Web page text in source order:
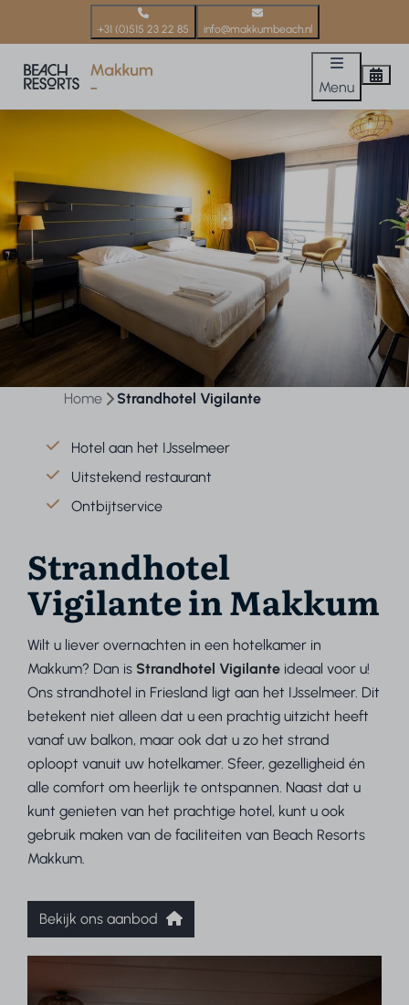
+31 (0)515 23 22 85 info@makkumbeach.nl
Menu
Home Strandhotel Vigilante
Hotel aan het IJsselmeer
Uitstekend restaurant
Ontbijtservice
Strandhotel
Vigilante in Makkum
Wilt u liever overnachten in een hotelkamer in
Makkum? Dan is Strandhotel Vigilante ideaal voor u!
Ons strandhotel in Friesland ligt aan het IJsselmeer. Dit
betekent niet alleen dat u een prachtig uitzicht heeft
vanaf uw balkon, maar ook dat u zo het strand
oploopt vanuit uw hotelkamer. Sfeer, gezelligheid én
alle comfort om heerlijk te ontspannen. Naast dat u
kunt genieten van het prachtige hotel, kunt u ook
gebruik maken van de faciliteiten van Beach Resorts
Makkum.
Bekijk ons aanbod